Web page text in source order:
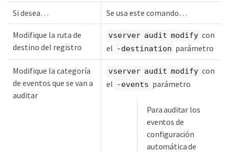
Si desea…​ Se usa este comando…​
Modifique la ruta de
destino del registro
vserver audit modify con
el -destination parámetro
Modifique la categoría
de eventos que se van a
auditar
vserver audit modify con
el -events parámetro
Para auditar los
eventos de
configuración
automática de